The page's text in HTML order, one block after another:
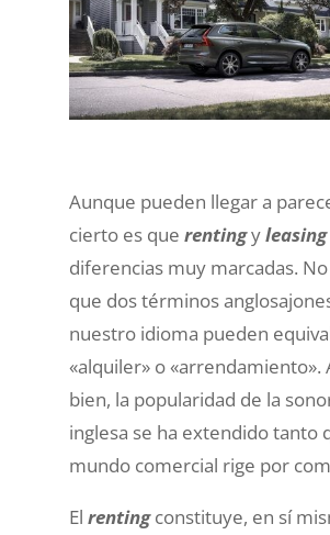
Aunque pueden llegar a
cierto es que rentingyleasing
diferencias muy marcadas.
que dos términos
nuestro idioma pueden
«alquiler» o «arrendamiento».
bien, la popularidad de la
inglesa se ha extendido tanto
mundo comercial rige por
El renting constituye, en sí